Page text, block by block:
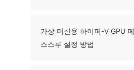
가상 머신용 하이퍼-V GPU 페
스스루 설정 방법